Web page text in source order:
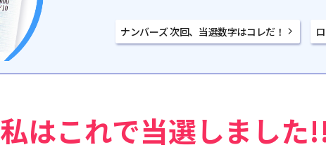
ナンバーズ 次回、当選数字はコレだ！
私はこれで当選しました